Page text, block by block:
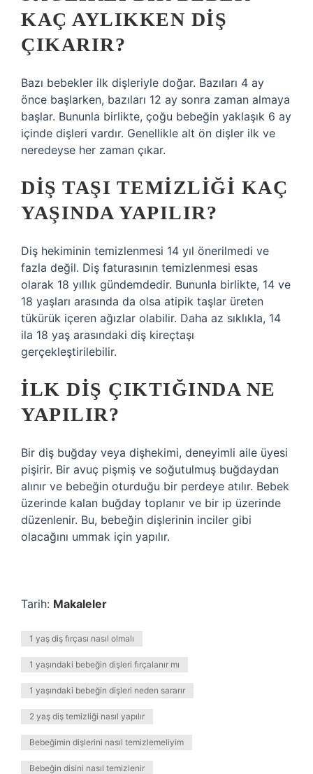
KAÇ AYLIKKEN DIŞ
ÇIKARIR?
Bazı bebekler ilk dişleriyle doğar. Bazıları 4 ay
önce başlarken, bazıları 12 ay sonra zaman almaya
başlar. Bununla birlikte, çoğu bebeğin yaklaşık 6 ay
içinde dişleri vardır. Genellikle alt ön dişler ilk ve
neredeyse her zaman çıkar.
DIŞ TAŞI TEMIZLIĞI KAÇ
YAŞINDA YAPILIR?
Diş hekiminin temizlenmesi 14 yıl önerilmedi ve
fazla değil. Diş faturasının temizlenmesi esas
olarak 18 yıllık gündemdedir. Bununla birlikte, 14 ve
18 yaşları arasında da olsa atipik taşlar üreten
tükürük içeren ağızlar olabilir. Daha az sıklıkla, 14
ila 18 yaş arasındaki diş kireçtaşı
gerçekleştirilebilir.
İLK DIŞ ÇIKTIĞINDA NE
YAPILIR?
Bir diş buğday veya dişhekimi, deneyimli aile üyesi
pişirir. Bir avuç pişmiş ve soğutulmuş buğdaydan
alınır ve bebeğin oturduğu bir perdeye atılır. Bebek
üzerinde kalan buğday toplanır ve bir ip üzerinde
düzenlenir. Bu, bebeğin dişlerinin inciler gibi
olacağını ummak için yapılır.
Tarih: Makaleler
1 yaş diş fırçası nasıl olmalı
1 yaşındaki bebeğin dişleri fırçalanır mı
1 yaşındaki bebeğin dişleri neden sararır
2 yaş diş temizliği nasıl yapılır
Bebeğimin dişlerini nasıl temizlemeliyim
Bebeğin disini nasıl temizlenir